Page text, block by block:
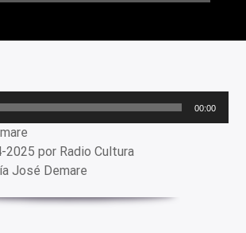
00:00
2025 por Radio Cultura
José Demare